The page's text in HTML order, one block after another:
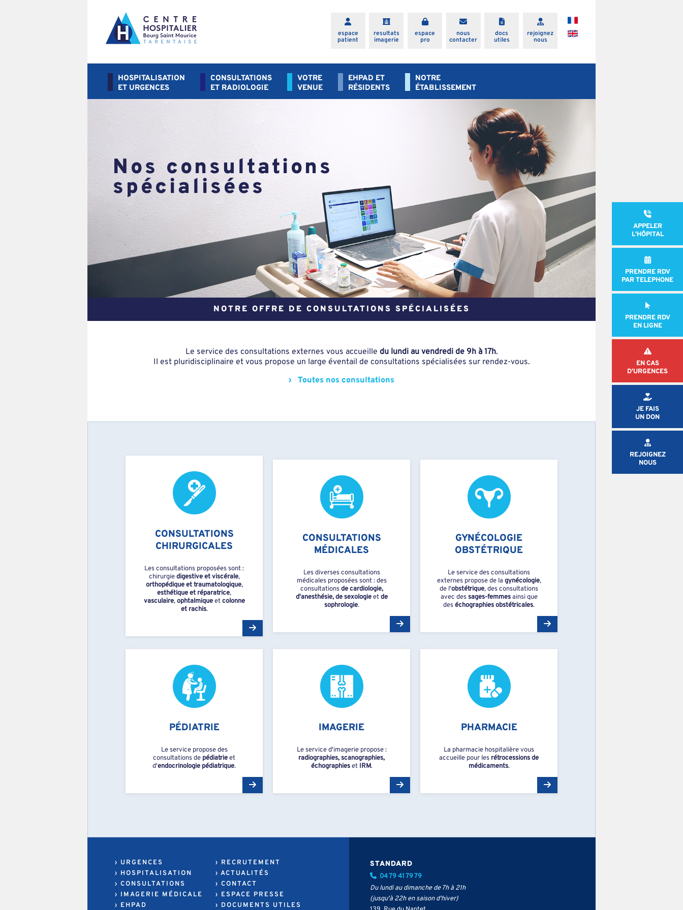
espace
patient
resultats
imagerie
espace
pro
nous
contacter
docs
utiles
rejoignez
nous
HOSPITALISATION
ET URGENCES
CONSULTATIONS
ET RADIOLOGIE
VOTRE
VENUE
EHPAD ET
RÉSIDENTS
NOTRE
ÉTABLISSEMENT
APPELER
L'HÔPITAL
PRENDRE RDV
PAR TELEPHONE
PRENDRE RDV
EN LIGNE
EN CAS
D'URGENCES
JE FAIS
UN DON
REJOIGNEZ
NOUS
Nos consultations
spécialisées
NOTRE OFFRE DE CONSULTATIONS SPÉCIALISÉES
Le service des consultations externes vous accueille du lundi au vendredi de 9h à 17h.
Il est pluridisciplinaire et vous propose un large éventail de consultations spécialisées sur rendez-vous.
› Toutes nos consultations
CONSULTATIONS
CHIRURGICALES
Les consultations proposées sont :
chirurgiedigestive et viscérale,
orthopédique et traumatologique,
esthétique et réparatrice,
vasculaire,ophtalmiqueetcolonne
et rachis.
CONSULTATIONS
MÉDICALES
Les diverses consultations
médicales proposées sont : des
consultationsde cardiologie,
d'anesthésie,de sexologieetde
sophrologie.
GYNÉCOLOGIE
OBSTÉTRIQUE
Le service des consultations
externes propose de la gynécologie,
de l'obstétrique, des consultations
avec dessages-femmesainsi que
deséchographies obstétricales.
PÉDIATRIE
Le service propose des
consultations de pédiatrieet
d'endocrinologie pédiatrique.
IMAGERIE
Le service d'imagerie propose :
radiographies, scanographies,
échographieset IRM.
PHARMACIE
La pharmacie hospitalière vous
accueille pour les rétrocessions de
médicaments.
› URGENCES
› HOSPITALISATION
› CONSULTATIONS
› IMAGERIE MÉDICALE
› EHPAD
› RECRUTEMENT
› ACTUALITÉS
› CONTACT
› ESPACE PRESSE
› DOCUMENTS UTILES
STANDARD
04 79 41 79 79
Du lundi au dimanche de 7h à 21h
(jusqu'à 22h en saison d'hiver)